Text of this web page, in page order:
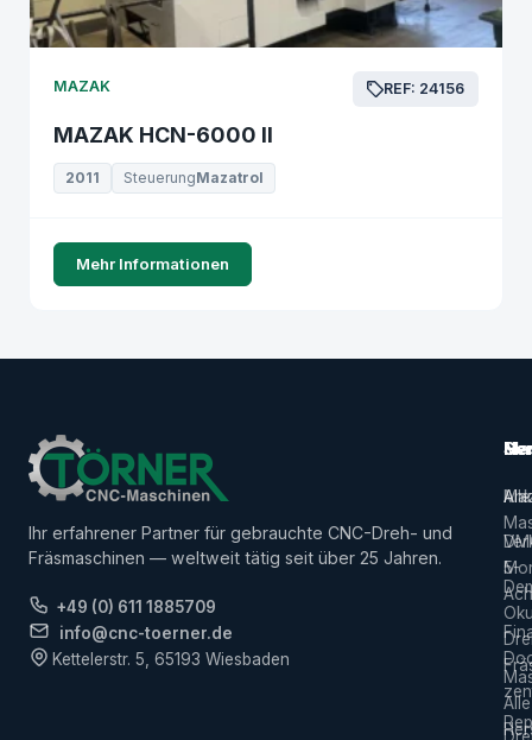
MAZAK REF: 24156
MAZAK HCN-6000 II
2011 SteuerungMazatrol
Mehr Informationen
Ihr erfahrener Partner für gebrauchte CNC-Dreh- und
Fräsmaschinen — weltweit tätig seit über 25 Jahren.
+49 (0) 611 1885709
info@cnc-toerner.de
Kettelerstr. 5, 65193 Wiesbaden
Alle
5-
Alle